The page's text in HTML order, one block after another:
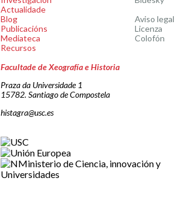
Actualidade
Blog
Publicacións
Mediateca
Recursos
Aviso legal
Licenza
Colofón
Facultade de Xeografía e Historia
Praza da Universidade 1
15782. Santiago de Compostela
histagra@usc.es